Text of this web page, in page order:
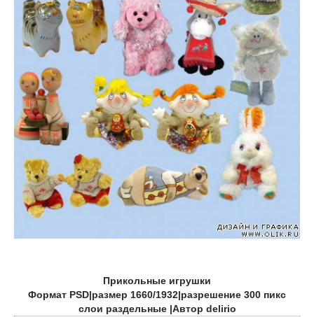
Прикольные игрушки
Формат PSD|размер 1660/1932|разрешение 300 пикс
слои раздельные |Автор delirio